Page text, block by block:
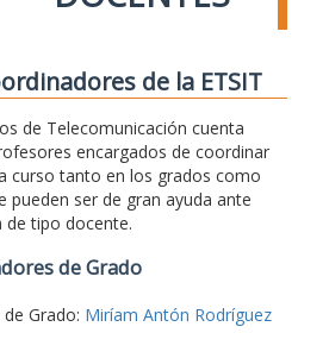
de la ETSIT
de Telecomunicación cuenta
encargados de coordinar
curso tanto en los grados como
pueden ser de gran ayuda ante
de tipo docente.
de Grado
Grado: Miríam Antón Rodríguez